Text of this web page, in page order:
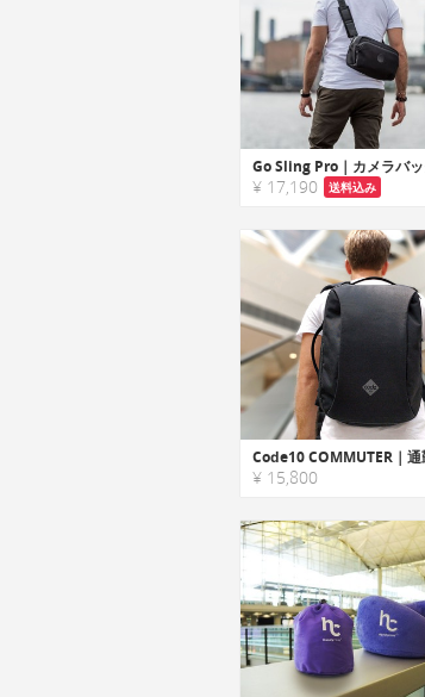
¥ 17,190 送料込み
¥ 15,800